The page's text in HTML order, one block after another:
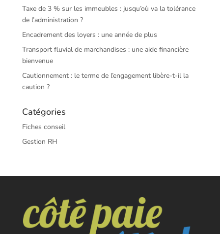
Taxe de 3 % sur les immeubles : jusqu’où va la tolérance
de l’administration ?
Encadrement des loyers : une année de plus
Transport fluvial de marchandises : une aide financière
bienvenue
Cautionnement : le terme de l’engagement libère-t-il la
caution ?
Catégories
Fiches conseil
Gestion RH